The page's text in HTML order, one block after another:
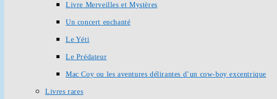
Livre Merveilles et Mystères
Un concert enchanté
Le Yéti
Le Prédateur
Mac Coy ou les aventures délirantes d’un cow-boy excentrique
Livres rares